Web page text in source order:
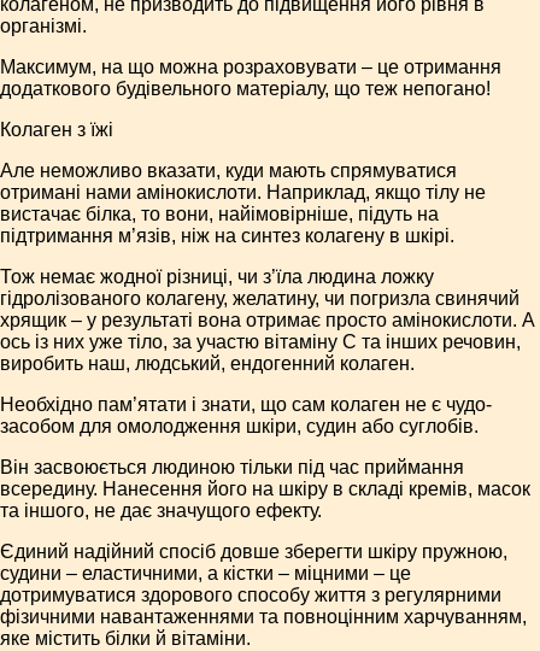
колагеном, не призводить до підвищення його рівня в
організмі.
Максимум, на що можна розраховувати – це отримання
додаткового будівельного матеріалу, що теж непогано!
Колаген з їжі
Але неможливо вказати, куди мають спрямуватися
отримані нами амінокислоти. Наприклад, якщо тілу не
вистачає білка, то вони, найімовірніше, підуть на
підтримання м’язів, ніж на синтез колагену в шкірі.
Тож немає жодної різниці, чи з’їла людина ложку
гідролізованого колагену, желатину, чи погризла свинячий
хрящик – у результаті вона отримає просто амінокислоти. А
ось із них уже тіло, за участю вітаміну С та інших речовин,
виробить наш, людський, ендогенний колаген.
Необхідно пам’ятати і знати, що сам колаген не є чудо-
засобом для омолодження шкіри, судин або суглобів.
Він засвоюється людиною тільки під час приймання
всередину. Нанесення його на шкіру в складі кремів, масок
та іншого, не дає значущого ефекту.
Єдиний надійний спосіб довше зберегти шкіру пружною,
судини – еластичними, а кістки – міцними – це
дотримуватися здорового способу життя з регулярними
фізичними навантаженнями та повноцінним харчуванням,
яке містить білки й вітаміни.